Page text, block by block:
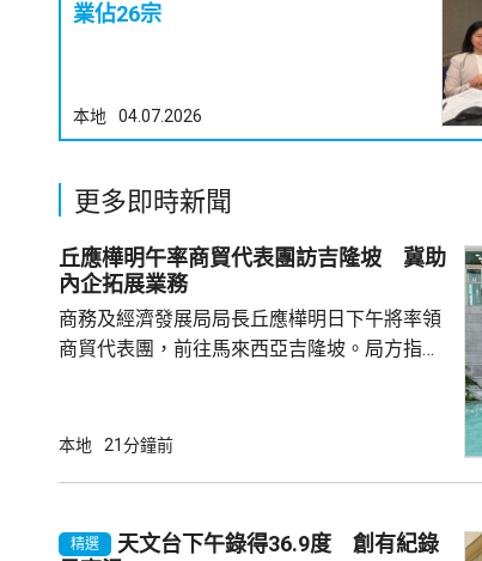
業佔26宗
本地 04.07.2026
更多即時新聞
丘應樺明午率商貿代表團訪吉隆坡 冀助
內企拓展業務
商務及經濟發展局局長丘應樺明日下午將率領
商貿代表團，前往馬來西亞吉隆坡。局方指，
了解海外市場情況和需要，代表團成員包括內
會參與，將出席貿發局舉辦的推廣活動，以及
本地 21分鐘前
精選
天文台下午錄得36.9度 創有紀錄